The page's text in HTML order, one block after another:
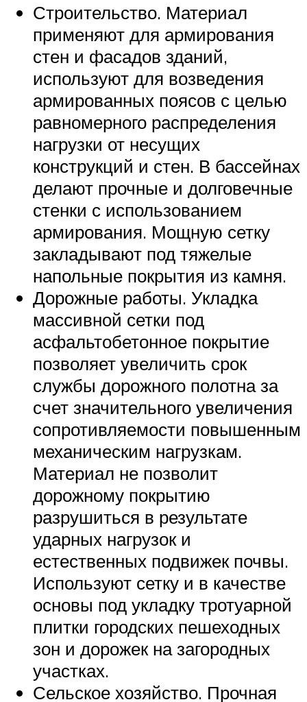
Строительство. Материал
применяют для армирования
стен и фасадов зданий,
используют для возведения
армированных поясов с целью
равномерного распределения
нагрузки от несущих
конструкций и стен. В бассейнах
делают прочные и долговечные
стенки с использованием
армирования. Мощную сетку
закладывают под тяжелые
напольные покрытия из камня.
Дорожные работы. Укладка
массивной сетки под
асфальтобетонное покрытие
позволяет увеличить срок
службы дорожного полотна за
счет значительного увеличения
сопротивляемости повышенным
механическим нагрузкам.
Материал не позволит
дорожному покрытию
разрушиться в результате
ударных нагрузок и
естественных подвижек почвы.
Используют сетку и в качестве
основы под укладку тротуарной
плитки городских пешеходных
зон и дорожек на загородных
участках.
Сельское хозяйство. Прочная